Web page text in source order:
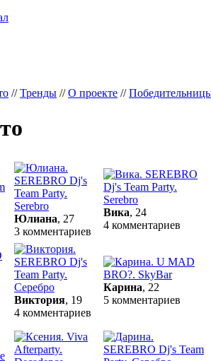
//Тренды //О проекте //
Юлиана, 27
3 комментариев
Вика, 24
4 комментариев
Виктория, 19
4 комментариев
Карина, 22
5 комментариев